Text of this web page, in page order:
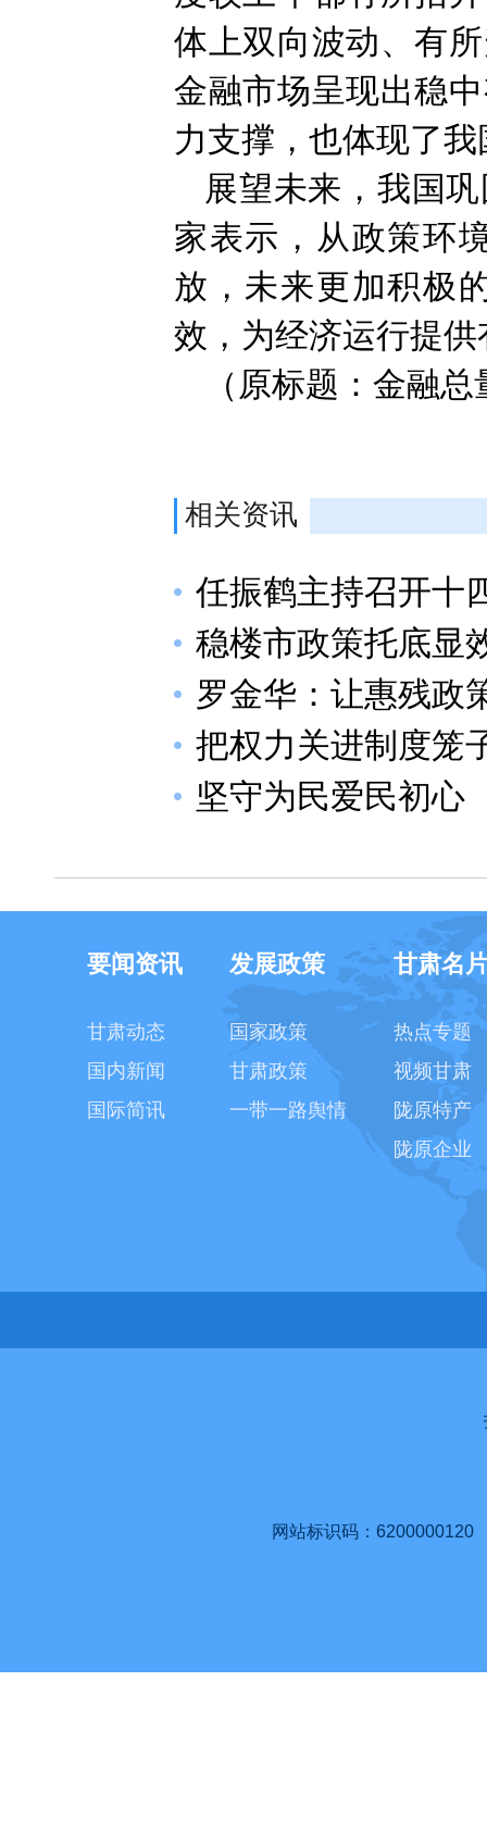
体上双向波动、有
金融市场呈现出稳
力支撑，也体现了
展望未来，我国
家表示，从政策环
放，未来更加积极
效，为经济运行提
（原标题：金融
相关资讯
任振鹤主持召开十
稳楼市政策托底显
罗金华：让惠残政
把权力关进制度笼
坚守为民爱民初心
要闻资讯
甘肃动态
国内新闻
国际简讯
发展政策
国家政策
甘肃政策
一带一路舆情
甘肃名
热点专题
视频甘肃
陇原特产
陇原企业
网站标识码：6200000120